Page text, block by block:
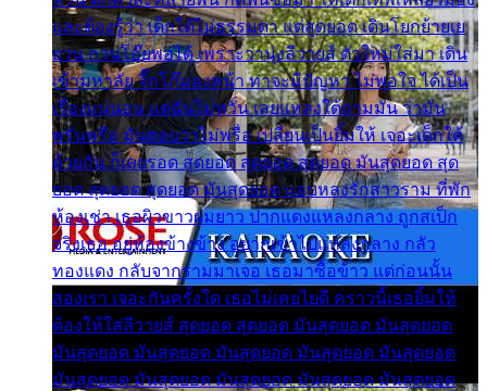
และต้องรู้ว่า เด็กใต้ไม่ธรรมดา แต่สุดยอด เดินโยกย้ายเย
ยวน กวนโอ๊ยพอได้ เพราะว่านุ่งลีวายส์ ตัวใหม่ใส่มา เดิน
เข้ามหาลัย จิ๊กโก๊มองหน้า ท่าจะมีปัญหา ไม่พอใจ ได้เป็น
เรื่องแน่นอน แต่ฉันไม่หวั่น เลยแหลงใต้ถามมัน ว่ามัน
พรั่นพรือ มันตอบว่าไม่พรื่อ เปลี่ยนเป็นยิ้มให้ เจอะเด็กใต้
ด้วยกัน ก็เลยรอด สุดยอด สุดยอด สุดยอด มันสุดยอด สุด
ยอด สุดยอด สุดยอด มันสุดยอด แอบหลงรักสาวราม ที่พัก
ห้องเช่า เธอผิวขาวผมยาว ปากแดงแหลงกลาง ถูกสเป็ก
จริงเธอ อยู่ห้องข้างข้าง อยากเข้าไปแหลงกลาง กลัว
ทองแดง กลับจากรามมาเจอ เธอมาซื้อข้าว แต่ก่อนนั้น
สองเรา เจอะกันครั้งใด เธอไม่เคยไยดี คราวนี้เธอยิ้มให้
ต้องให้ใส่ลีวายส์ สุดยอด สุดยอด มันสุดยอด มันสุดยอด
มันสุดยอด มันสุดยอด มันสุดยอด มันสุดยอด มันสุดยอด
มันสุดยอด มันสุดยอด มันสุดยอด มันสุดยอด มันสุดยอด